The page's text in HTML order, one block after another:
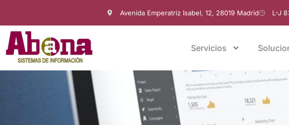
Avenida Emperatriz Isabel, 12, 28019 Madrid L-J
Servicios